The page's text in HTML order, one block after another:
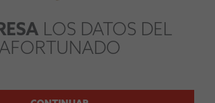
LOS DATOS DEL